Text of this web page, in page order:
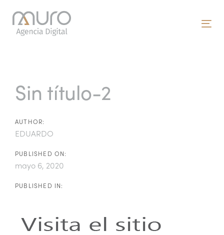
links
primary
contentSin título-2
AUTHOR:
EDUARDO
PUBLISHED ON:
mayo 6, 2020
PUBLISHED IN:
navigation